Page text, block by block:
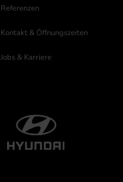
Referenzen
Kontakt & Öffnungszeiten
Jobs & Karriere